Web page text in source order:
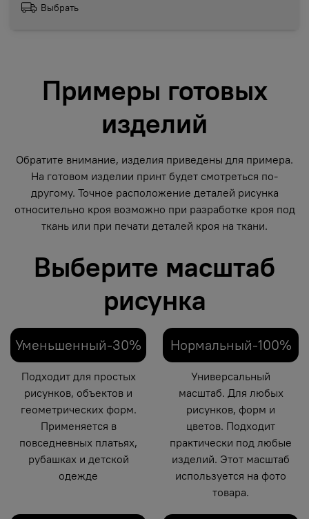
Выбрать
Примеры готовых
изделий
Обратите внимание, изделия приведены для примера.
На готовом изделии принт будет смотреться по-
другому. Точное расположение деталей рисунка
относительно кроя возможно при разработке кроя под
ткань или при печати деталей кроя на ткани.
Выберите масштаб
рисунка
Уменьшенный-30%
Подходит для простых
рисунков, объектов и
геометрических форм.
Применяется в
повседневных платьях,
рубашках и детской
одежде
Нормальный-100%
Универсальный
масштаб. Для любых
рисунков, форм и
цветов. Подходит
практически под любые
изделий. Этот масштаб
используется на фото
товара.